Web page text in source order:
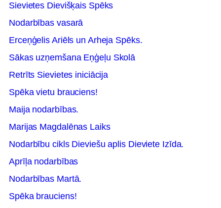
Sievietes Dievišķais Spēks
Nodarbības vasarā
Erceņģelis Ariēls un Arheja Spēks.
Sākas uzņemšana Eņģeļu Skolā
Retrīts Sievietes iniciācija
Spēka vietu brauciens!
Maija nodarbības.
Marijas Magdalēnas Laiks
Nodarbību cikls Dieviešu aplis Dieviete Izīda.
Aprīļa nodarbības
Nodarbības Martā.
Spēka brauciens!